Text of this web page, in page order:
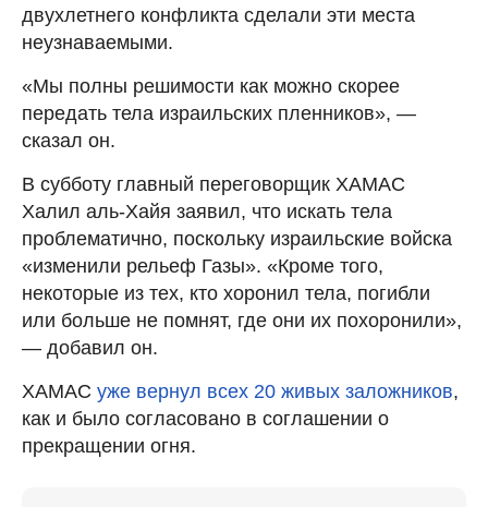
двухлетнего конфликта сделали эти места
неузнаваемыми.
«Мы полны решимости как можно скорее
передать тела израильских пленников», —
сказал он.
В субботу главный переговорщик ХАМАС
Халил аль-Хайя заявил, что искать тела
проблематично, поскольку израильские войска
«изменили рельеф Газы». «Кроме того,
некоторые из тех, кто хоронил тела, погибли
или больше не помнят, где они их похоронили»,
— добавил он.
ХАМАС уже вернул всех 20 живых заложников,
как и было согласовано в соглашении о
прекращении огня.